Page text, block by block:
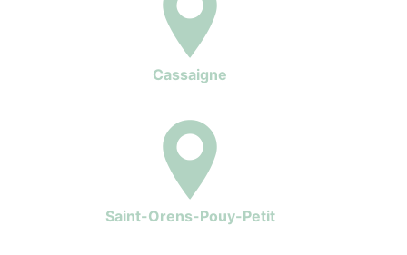
Cassaigne
Saint-Orens-Pouy-Petit